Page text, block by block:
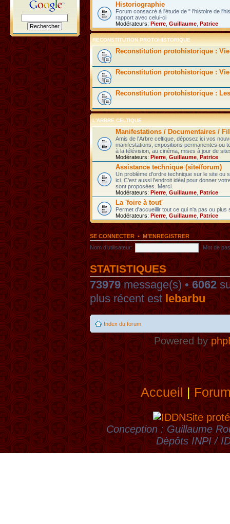
Historiographie
Forum consacré à l'étude de " l'histoire de
rapport avec celui-ci
Modérateurs: Pierre Guillaume Patrice
RECONSTITUTION PROTOHISTORIQUE
Reconstitution protohistorique :
Reconstitution protohistorique :
Reconstitution protohistorique :
L'ARBRE CELTIQUE
Manifestations / Documentaires /
Amis de l'Arbre celtique, déposez ici vos
manifestations, expositions permanentes ou
à la télévision, au cinéma, mises à jour de
Modérateurs: Pierre Guillaume Patrice
Assistance technique (site/forum)
Un problème d'ordre technique sur le site ou
ici. C'est aussi l'endroit idéal pour donner
sont proposées. Merci.
Modérateurs: Pierre Guillaume Patrice
La 'foire à tout'
Permet d'accueillir tout ce qui n'a pas ou
Modérateurs: Pierre Guillaume Patrice
SE CONNECTER•M’ENREGISTRER
Nom d’utilisateur:
Mot de
STATISTIQUES
73979message(s) •6062
plus récent estlebarbu
Index du forum
Powered by
Accueil|
Site
Conception : Guillaume
Dèpôts INPI /